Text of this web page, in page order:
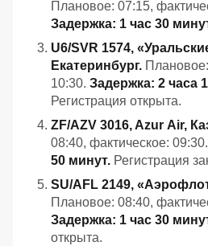
Плановое: 07:15,
Задержка: 1 час 30
U6/SVR 1574,
Екатеринбург.
10:30. Задержка: 2 часа
Регистрация открыта.
ZF/AZV 3016, Azur Air,
08:40, фактическое: 09:30.
50 минут. Регистрация
SU/AFL 2149,
Плановое: 08:40,
Задержка: 1 час 30
открыта.